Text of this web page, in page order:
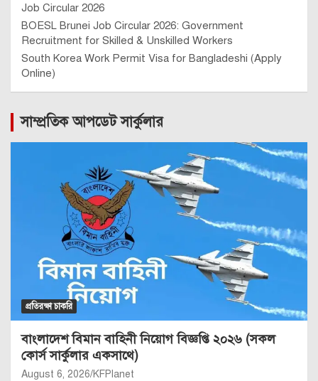
Job Circular 2026
BOESL Brunei Job Circular 2026: Government
Recruitment for Skilled & Unskilled Workers
South Korea Work Permit Visa for Bangladeshi (Apply
Online)
সাম্প্রতিক আপডেট সার্কুলার
প্রতিরক্ষা চাকরি
বাংলাদেশ বিমান বাহিনী নিয়োগ বিজ্ঞপ্তি ২০২৬ (সকল
কোর্স সার্কুলার একসাথে)
August 6, 2026 KFPlanet